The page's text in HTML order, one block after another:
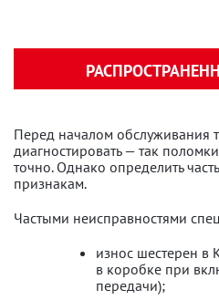
Перед началом обслуживания
диагностировать — так
точно. Однако определить
признакам.
Частыми неисправностями
износ шестерен в
в коробке при
передачи);